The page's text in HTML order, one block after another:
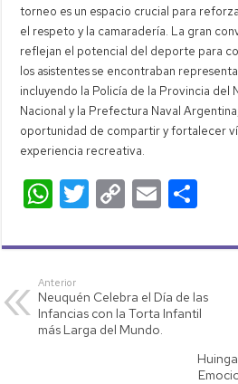
torneo es un espacio crucial para
el respeto y la camaradería. La gran
reflejan el potencial del deporte para
los asistentes se encontraban
incluyendo la Policía de la Provincia del
Nacional y la Prefectura Naval
oportunidad de compartir y fortalecer
experiencia recreativa.
W
at
s
A
p
T
tt
C
p
Li
nk
E
ail m
ar
Anterior
Neuquén Celebra el Día de las
Infancias con la Torta Infantil
más Larga del Mundo.